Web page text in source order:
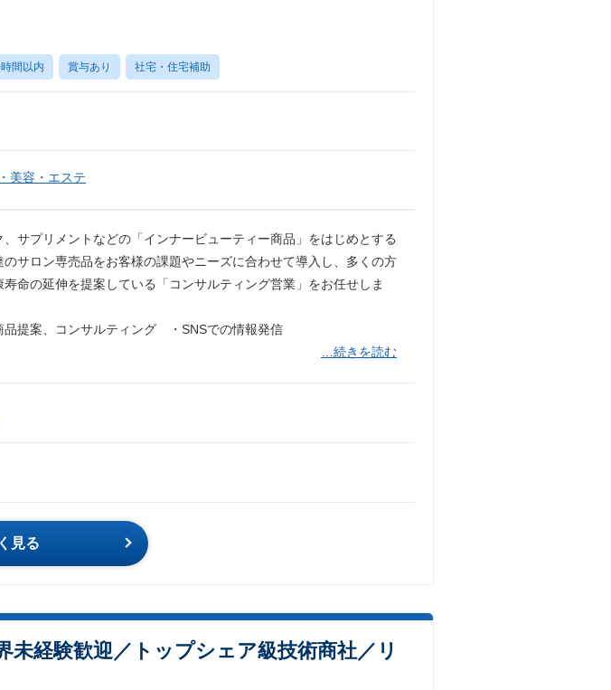
間以内 賞与あり 社宅・住宅補助
美容・エステ
サプリメントなどの「インナービューティー商品」をはじめとする
サロン専売品をお客様の課題やニーズに合わせて導入し、多くの方
命の延伸を提案している「コンサルティング営業」をお任せしま
品提案、コンサルティング ・SNSでの情報発信
…続きを読む
見る
未経験歓迎／トップシェア級技術商社／リ